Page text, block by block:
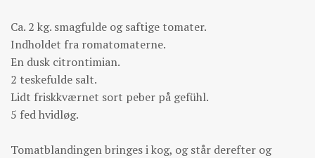
Ca. 2 kg. smagfulde og saftige tomater.
Indholdet fra romatomaterne.
En dusk citrontimian.
2 teskefulde salt.
Lidt friskkværnet sort peber på gefühl.
5 fed hvidløg.
Tomatblandingen bringes i kog, og står derefter og